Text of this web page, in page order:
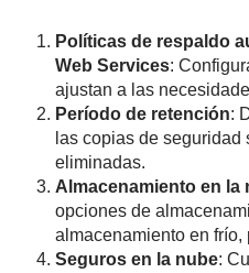
Políticas de respaldo
Web Services:
ajustan a las
Período de retención:
las copias de
eliminadas.
Almacenamiento en la
opciones de
almacenamiento en frío,
Seguros en la nube: